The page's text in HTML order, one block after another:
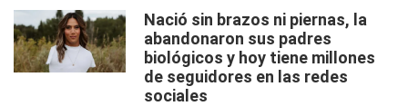
Nació sin brazos ni piernas, la
abandonaron sus padres
biológicos y hoy tiene millones
de seguidores en las redes
sociales